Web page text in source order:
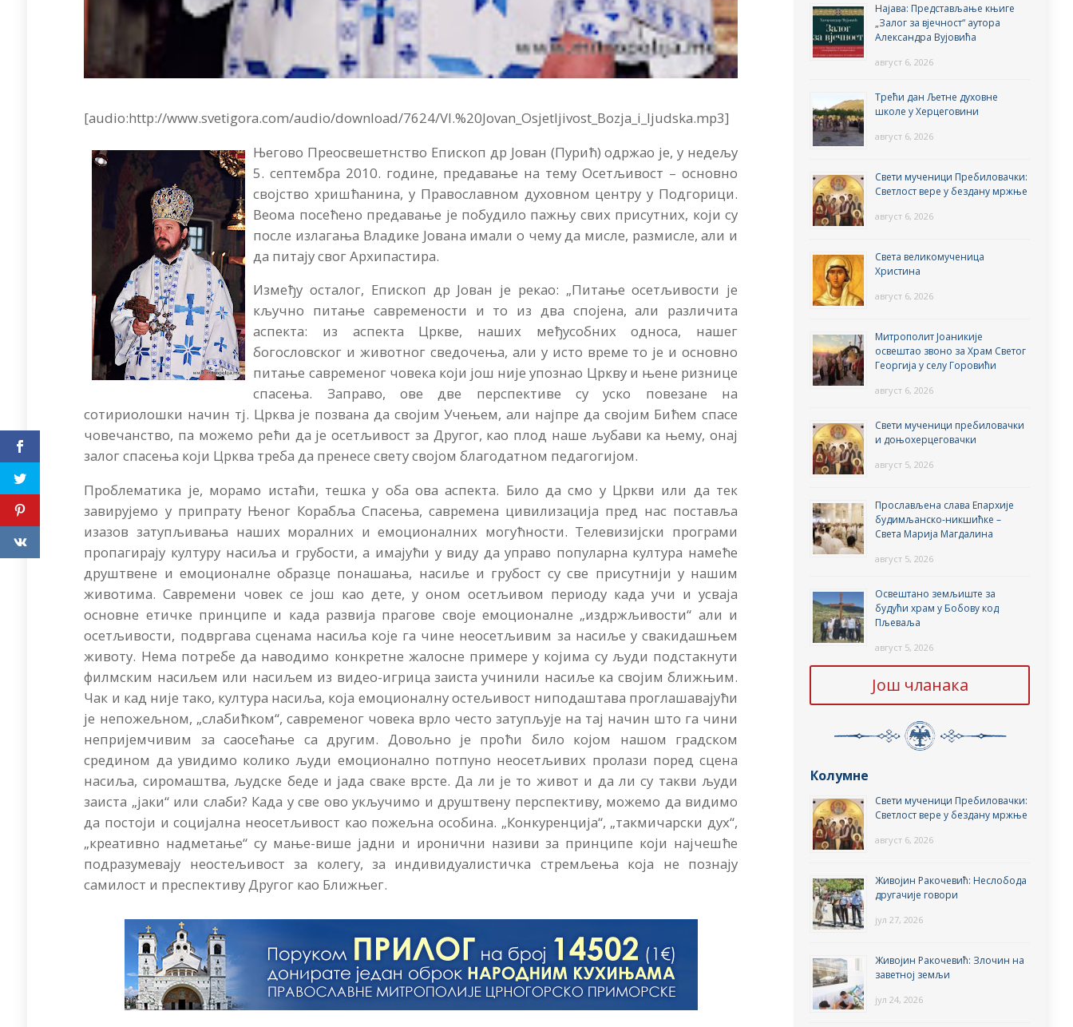
[audio:http://www.svetigora.com/audio/download/7624/Vl.%20Jovan_Osjetljivost_Bozja_i_ljudska.mp3]
Његово Преосвешетнство Епископ др Јован (Пурић) одржао је, у недељу
5. септембра 2010. године, предавање на тему Осетљивост – основно
својство хришћанина, у Православном духовном центру у Подгорици.
Веома посећено предавање је побудило пажњу свих присутних, који су
после излагања Владике Јована имали о чему да мисле, размисле, али и
да питају свог Архипастира.
Између осталог, Епископ др Јован је рекао: „Питање осетљивости је
кључно питање савремености и то из два спојена, али различита
аспекта: из аспекта Цркве, наших међусобних односа, нашег
богословског и животног сведочења, али у исто време то је и основно
питање савременог човека који још није упознао Цркву и њене ризнице
спасења. Заправо, ове две перспективе су уско повезане на
сотириолошки начин тј. Црква је позвана да својим Учењем, али најпре да својим Бићем спасе
човечанство, па можемо рећи да је осетљивост за Другог, као плод наше љубави ка њему, онај
залог спасења који Црква треба да пренесе свету својом благодатном педагогијом.
Проблематика је, морамо истаћи, тешка у оба ова аспекта. Било да смо у Цркви или да тек
завирујемо у припрату Њеног Корабља Спасења, савремена цивилизација пред нас поставља
изазов затупљивања наших моралних и емоционалних могућности. Телевизијски програми
пропагирају културу насиља и грубости, а имајући у виду да управо популарна култура намеће
друштвене и емоционалне образце понашања, насиљe и грубост су све присутнији у нашим
животима. Савремени човек се још као дете, у оном осетљивом периоду када учи и усваја
основне етичке принципе и када развија прагове своје емоционалне „издржљивости“ али и
осетљивости, подвргава сценама насиља које га чине неосетљивим за насиље у свакидашњем
животу. Нема потребе да наводимо конкретне жалосне примере у којима су људи подстакнути
филмским насиљем или насиљем из видео-игрица заиста учинили насиље ка својим ближњим.
Чак и кад није тако, култура насиља, која емоционалну остељивост ниподаштава проглашавајући
је непожељном, „слабићком“, савременог човека врло често затупљује на тај начин што га чини
непријемчивим за саосећање са другим. Довољно је проћи било којом нашом градском
средином да увидимо колико људи емоционално потпуно неосетљивих пролази поред сцена
насиља, сиромаштва, људске беде и јада сваке врсте. Да ли је то живот и да ли су такви људи
заиста „јаки“ или слаби? Када у све ово укључимо и друштвену перспективу, можемо да видимо
да постоји и социјална неосетљивост као пожељна особина. „Конкуренција“, „такмичарски дух“,
„креативно надметање“ су мање-више јадни и иронични називи за принципе који најчешће
подразумевају неостељивост за колегу, за индивидуалистичка стремљења која не познају
самилост и преспективу Другог као Ближњег.
Најава: Представљање књиге
„Залог за вјечност“ аутора
Александра Вујовића
август 6, 2026
Трећи дан Љетне духовне
школе у Херцеговини
август 6, 2026
Свети мученици Пребиловачки:
Светлост вере у бездану мржње
август 6, 2026
Света великомученица
Христина
август 6, 2026
Митрополит Јоаникије
освештао звоно за Храм Светог
Георгија у селу Горовићи
август 6, 2026
Свети мученици пребиловачки
и доњохерцеговачки
август 5, 2026
Прослављена слава Епархије
будимљанско-никшићке –
Света Марија Магдалина
август 5, 2026
Освештано земљиште за
будући храм у Бобову код
Пљеваља
август 5, 2026
Још чланака
Колумне
Свети мученици Пребиловачки:
Светлост вере у бездану мржње
август 6, 2026
Живојин Ракочевић: Неслобода
другачије говори
јул 27, 2026
Живојин Ракочевић: Злочин на
заветној земљи
јул 24, 2026